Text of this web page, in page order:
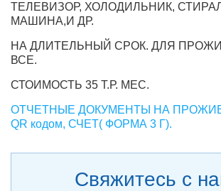
ТЕЛЕВИЗОР, ХОЛОДИЛЬНИК,
МАШИНА,И ДР.
НА ДЛИТЕЛЬНЫЙ СРОК. ДЛЯ
ВСЕ.
СТОИМОСТЬ 35 Т.Р. МЕС.
ОТЧЕТНЫЕ ДОКУМЕНТЫ НА
QR кодом, СЧЕТ( ФОРМА 3 Г).
Свяжитесь с